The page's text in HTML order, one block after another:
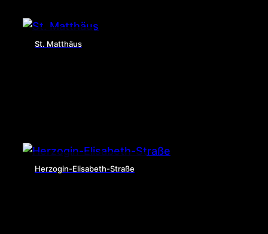
St. Matthäus
Herzogin-Elisabeth-Straße